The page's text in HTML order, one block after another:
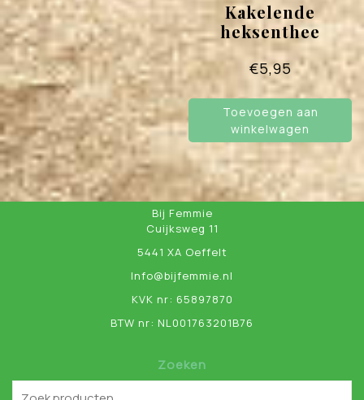
Kakelende
heksenthee
€5,95
Toevoegen aan
winkelwagen
Bij Femmie
Cuijksweg 11
5441 XA Oeffelt
Info@bijfemmie.nl
KVK nr: 65897870
BTW nr: NL001763201B76
Zoeken